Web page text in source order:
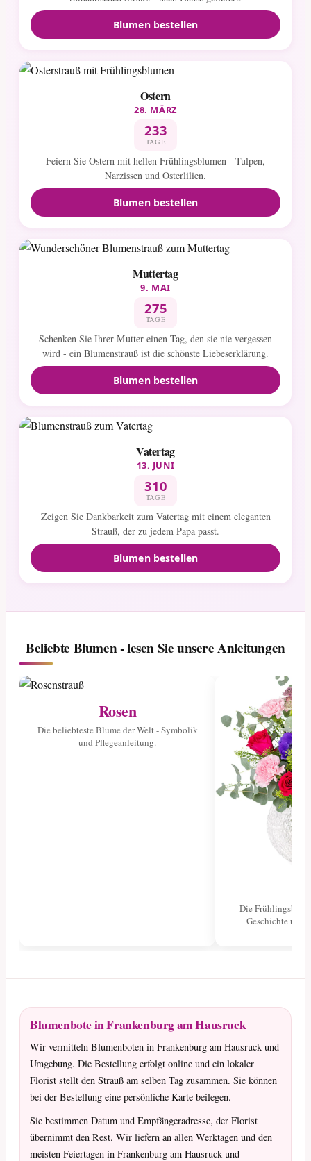
Blumen bestellen
Ostern
28. MÄRZ
233
TAGE
Feiern Sie Ostern mit hellen Frühlingsblumen - Tulpen,
Narzissen und Osterlilien.
Blumen bestellen
Muttertag
9. MAI
275
TAGE
Schenken Sie Ihrer Mutter einen Tag, den sie nie vergessen
wird - ein Blumenstrauß ist die schönste Liebeserklärung.
Blumen bestellen
Vatertag
13. JUNI
310
TAGE
Zeigen Sie Dankbarkeit zum Vatertag mit einem eleganten
Strauß, der zu jedem Papa passt.
Blumen bestellen
Beliebte Blumen - lesen Sie unsere Anleitungen
Rosen
Die beliebteste Blume der Welt - Symbolik
und Pflegeanleitung.
Die
Geschichte und
Blumenbote in Frankenburg am Hausruck
Wir vermitteln Blumenboten in Frankenburg am Hausruck und
Umgebung. Die Bestellung erfolgt online und ein lokaler
Florist stellt den Strauß am selben Tag zusammen. Sie können
bei der Bestellung eine persönliche Karte beilegen.
Sie bestimmen Datum und Empfängeradresse, der Florist
übernimmt den Rest. Wir liefern an allen Werktagen und den
meisten Feiertagen in Frankenburg am Hausruck und